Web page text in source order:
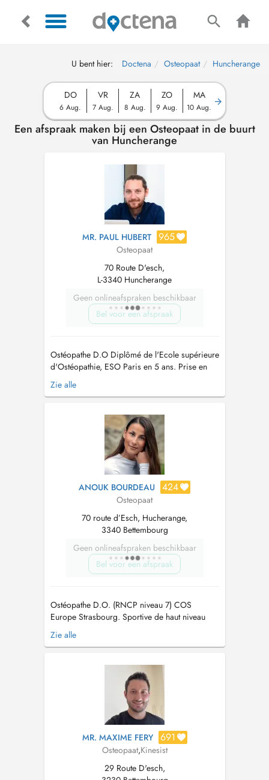
U bent hier: Doctena Osteopaat Huncherange
DO
6 Aug.
VR
7 Aug.
ZA
8 Aug.
ZO
9 Aug.
MA
10 Aug.
Een afspraak maken bij een Osteopaat in de buurt
van Huncherange
MR. PAUL HUBERT 965
Osteopaat
70 Route D'esch,
L-3340 Huncherange
Geen onlineafspraken beschikbaar
Bel voor een afspraak
Ostéopathe D.O Diplômé de l'Ecole supérieure
d'Ostéopathie, ESO Paris en 5 ans. Prise en
charge tissulaire, viscérale et structurelle. Prise
en charge nourrissons, femmes enceintes,
Zie alle
ANOUK BOURDEAU 424
Osteopaat
70 route d’Esch, Hucherange,
3340 Bettembourg
Geen onlineafspraken beschikbaar
Bel voor een afspraak
Ostéopathe D.O. (RNCP niveau 7) COS
Europe Strasbourg. Sportive de haut niveau
dans mon parcours, j'accueille chaque
personne avec respect et bienveillance :
intervention. J'emploie des manipulations
précises structurelles, fasciales et myotensives
Zie alle
MR. MAXIME FERY 691
Osteopaat,Kinesist
29 Route D'esch,